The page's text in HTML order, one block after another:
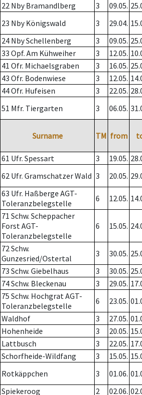
22 Nby Bramandlberg 3 09.05.
23 Nby Königswald 3 29.04.
24 Nby Schellenberg 3 09.05.
33 Opf. Am Kühweiher 3 12.05.
41 Ofr. Michaelsgraben 3 16.05.
43 Ofr. Bodenwiese 3 12.05.
44 Ofr. Hufeisen 3 22.05.
51 Mfr. Tiergarten 3 06.05.
Surname TM from
61 Ufr. Spessart 3 19.05.
62 Ufr. Gramschatzer Wald 3 20.05.
63 Ufr. Haßberge AGT-
Toleranzbelegstelle
6 12.05.
71 Schw. Scheppacher
Forst AGT-
Toleranzbelegstelle
6 15.05.
72 Schw.
Gunzesried/Ostertal
3 30.05.
73 Schw. Giebelhaus 3 30.05.
74 Schw. Bleckenau 3 29.05.
75 Schw. Hochgrat AGT-
Toleranzbelegstelle
6 23.05.
Waldhof 3 27.05.
Hohenheide 3 20.05.
Lattbusch 3 22.05.
Schorfheide-Wildfang 3 15.05.
Rotkäppchen 3 01.06.
Spiekeroog 2 02.06.